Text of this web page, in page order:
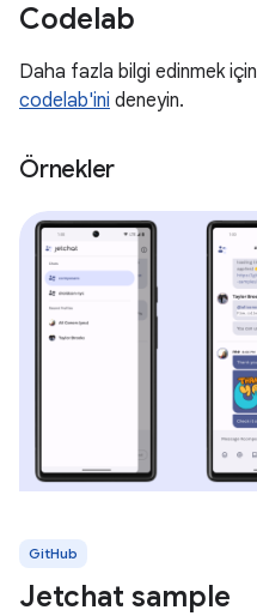
Codelab
Daha fazla bilgi edinmek için
codelab'ini deneyin.
Örnekler
GitHub
Jetchat sample